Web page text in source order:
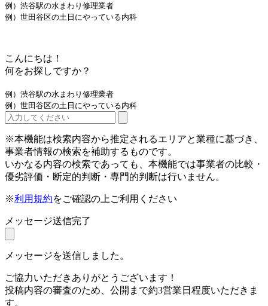
例）渋谷駅の水まわり修理業者
例）世田谷区の土日にやっている内科
こんにちは！
何をお探しですか？
例）渋谷駅の水まわり修理業者
例）世田谷区の土日にやっている内科
※本機能は検索内容から推定されるエリアと業種に基づき、
事業者情報の検索を補助するものです。
いかなる内容の検索であっても、本機能では事業者の比較・
優劣評価・断定的判断・専門的判断は行いません。
※利用規約をご確認の上ご利用ください
メッセージ送信完了
メッセージを送信しました。
ご協力いただきありがとうございます！
投稿内容の審査のため、公開まで約3営業日程度いただきま
す。